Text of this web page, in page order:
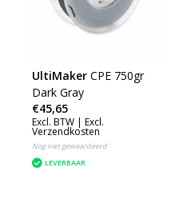
UltiMaker CPE 750gr
Dark Gray
€45,65
Excl. BTW | Excl.
Verzendkosten
Nog niet gewaardeerd
LEVERBAAR